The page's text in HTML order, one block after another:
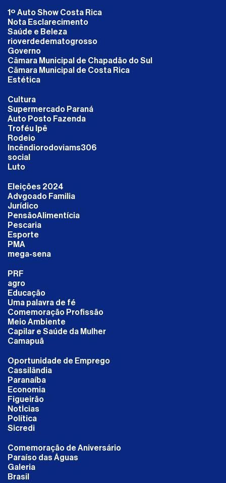
1º Auto Show Costa Rica
Nota Esclarecimento
Saúde e Beleza
rioverdedematogrosso
Governo
Câmara Municipal de Chapadão do Sul
Câmara Municipal de Costa Rica
Estética
Cultura
Supermercado Paraná
Auto Posto Fazenda
Troféu Ipê
Rodeio
Incêndiorodoviams306
social
Luto
Eleições 2024
Advgoado Familia
Jurídico
PensãoAlimentícia
Pescaria
Esporte
PMA
mega-sena
PRF
agro
Educação
Uma palavra de fé
Comemoração Profissão
Meio Ambiente
Capilar e Saúde da Mulher
Camapuã
Oportunidade de Emprego
Cassilândia
Paranaíba
Economia
Figueirão
NotÍcias
Política
Sicredi
Comemoração de Aniversário
Paraíso das Águas
Galeria
Brasil